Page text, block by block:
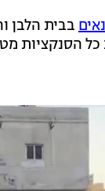
בבית הלבן
הסנקציות